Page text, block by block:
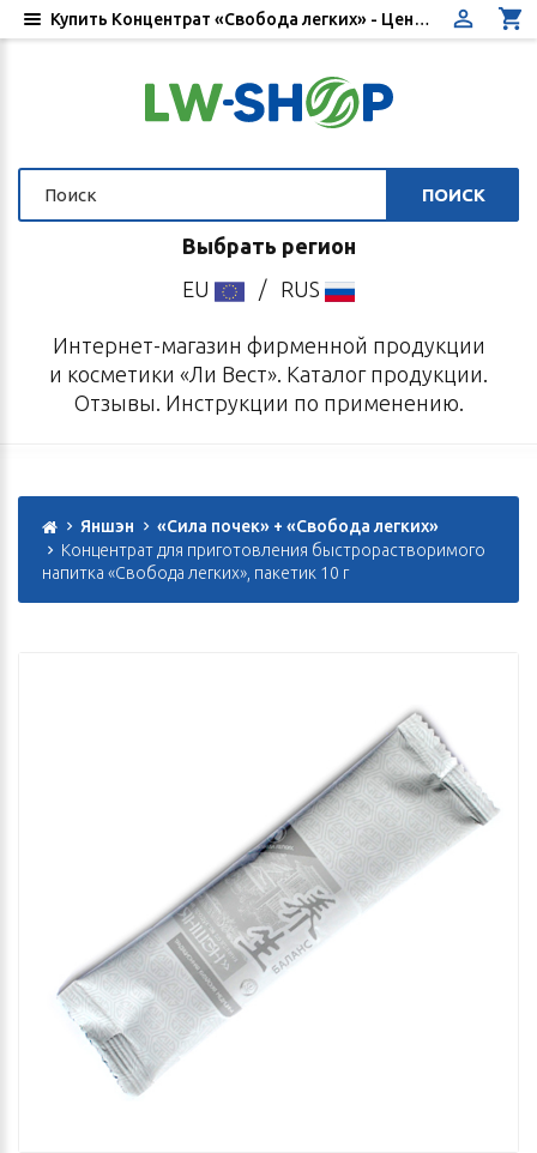
ПОИСК
Выбрать регион
EU
/ RUS
Интернет-магазин фирменной продукции
и косметики «Ли Вест». Каталог продукции.
Отзывы. Инструкции по применению.
Яншэн
«Сила почек» + «Свобода легких»
Концентрат для приготовления быстрорастворимого
напитка «Свобода легких», пакетик 10 г
Купить Концентрат «Свобода легких» - Цена, отзывы, инструкция по применению - Интернет-магазин «Ли Вест»